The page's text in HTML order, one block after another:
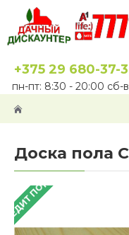
+375 29 680-37-
пн-пт: 8:30 - 20:00 сб-
Доска пола
ПОД 4%